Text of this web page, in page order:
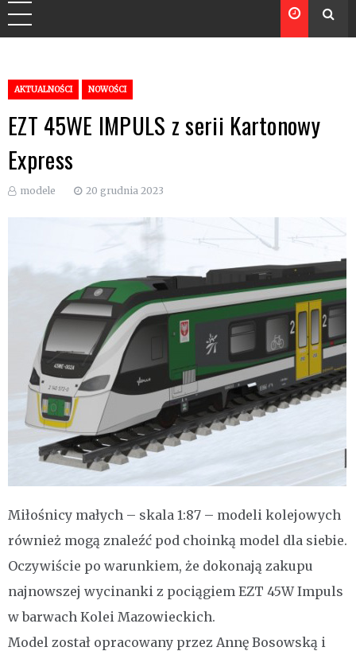
AKTUALNOŚCI NOWOŚCI
EZT 45WE IMPULS z serii Kartonowy
Express
modele 20 grudnia 2023
Miłośnicy małych – skala 1:87 – modeli kolejowych
również mogą znaleźć pod choinką model dla siebie.
Oczywiście po warunkiem, że dokonają zakupu
najnowszej wycinanki z pociągiem EZT 45W Impuls
w barwach Kolei Mazowieckich.
Model został opracowany przez Annę Bosowską i